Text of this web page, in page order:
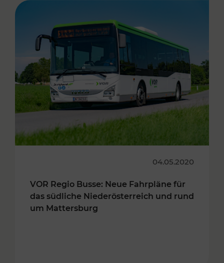
04.05.2020
VOR Regio Busse: Neue Fahrpläne für
das südliche Niederösterreich und rund
um Mattersburg